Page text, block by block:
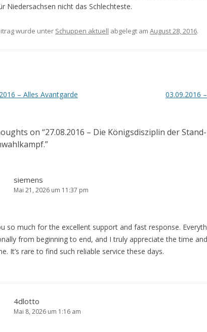
Niedersachsen nicht das Schlechteste.
wurde unter Schuppen aktuell abgelegt am August 28, 2016.
– Alles Avantgarde 03.09.2016
on “27.08.2016 – Die Königsdisziplin der
”
siemens
Mai 21, 2026 um 11:37 pm
so much for the excellent support and fast response.
from beginning to end, and I truly appreciate the time
It’s rare to find such reliable service these days.
4dlotto
Mai 8, 2026 um 1:16 am